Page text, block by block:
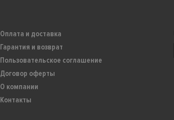
Оплата и доставка
Гарантия и возврат
Пользовательское соглашение
Договор оферты
О компании
Контакты